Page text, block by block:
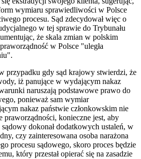
wymiaru sprawiedliwości w Polsce
procesu. Sąd zdecydował więc o
w tej sprawie do Trybunału
że skala zmian w polskim
w Polsce "uległa
przypadku gdy sąd krajowy stwierdzi, że
iż panujące w wydającym nakaz
naruszają podstawowe prawo do
ponieważ sam wymiar
nakaz państwie członkowskim nie
praworządności, konieczne jest, aby
dokonał dodatkowych ustaleń, w
czy zainteresowana osoba narażona
procesu sądowego, skoro proces będzie
który przestał opierać się na zasadzie